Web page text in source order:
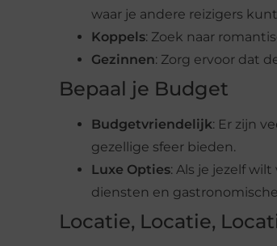
waar je andere reizigers
Koppels: Zoek naar
Gezinnen: Zorg ervoor dat
Bepaal je Budget
Budgetvriendelijk: Er zijn
gezellige sfeer bieden.
Luxe Opties: Als je jezelf
diensten en
Locatie, Locatie,